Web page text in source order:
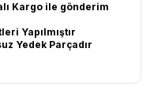
Kargo ile gönderim
Yapılmıştır
Yedek Parçadır